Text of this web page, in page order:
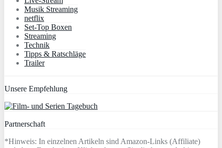
Musik Streaming
netflix
Set-Top Boxen
Streaming
Technik
Tipps & Ratschläge
Trailer
Unsere Empfehlung
Partnerschaft
*Hinweis: In einzelnen Artikeln sind Amazon-Links (Affiliate)